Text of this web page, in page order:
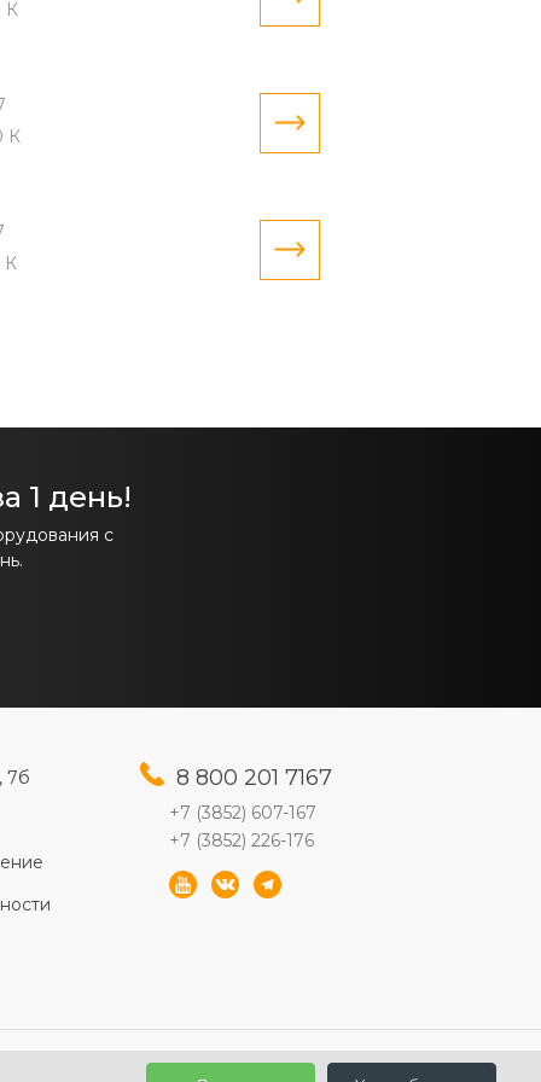
К
К
К
1 день!
с
7б
8 800 201 7167
+7 (3852) 607-167
+7 (3852) 226-176
2010-2026